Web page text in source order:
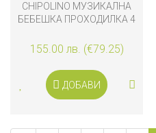
CHIPOLINO МУЗИКАЛНА
БЕБЕШКА ПРОХОДИЛКА 4
155.00 лв. (€79.25)
ДОБАВИ